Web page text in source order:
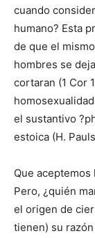
cuando
humano? Esta
de que el
hombres se
cortaran (1 Cor
el sustantivo
estoica (H.
Que
Pero, ¿quién
el origen de
tienen) su